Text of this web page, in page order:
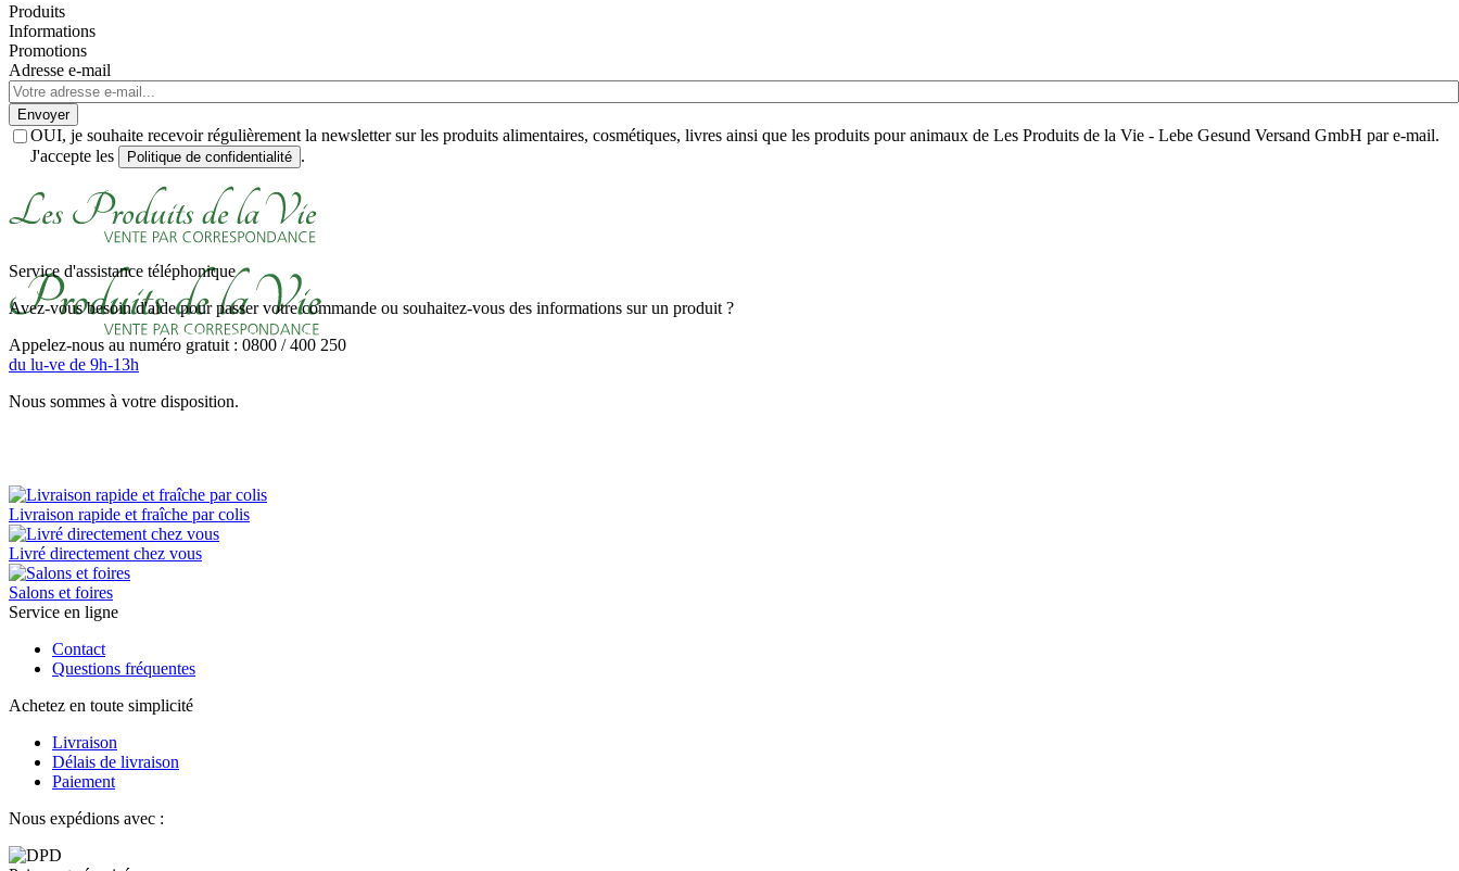
Produits
Informations
Promotions
Adresse e-mail
Envoyer
OUI, je souhaite recevoir régulièrement la newsletter sur les produits alimentaires, cosmétiques, livres ainsi que les produits pour animaux de Les Produits de la Vie - Lebe Gesund Versand GmbH par e-mail.
J'accepte les
Politique de confidentialité .
Service d'assistance téléphonique
Avez-vous besoin d'aide pour passer votre commande ou souhaitez-vous des informations sur un produit ?
Appelez-nous au numéro gratuit : 0800 / 400 250
du lu-ve de 9h-13h
Nous sommes à votre disposition.
Livraison rapide et fraîche par colis
Livré directement chez vous
Salons et foires
Service en ligne
Contact
Questions fréquentes
Achetez en toute simplicité
Livraison
Délais de livraison
Paiement
Nous expédions avec :